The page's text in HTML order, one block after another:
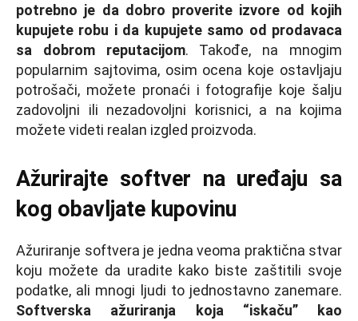
potrebno je da dobro proverite izvore od kojih
kupujete robu i da kupujete samo od prodavaca
sa dobrom reputacijom. Takođe, na mnogim
popularnim sajtovima, osim ocena koje ostavljaju
potrošači, možete pronaći i fotografije koje šalju
zadovoljni ili nezadovoljni korisnici, a na kojima
možete videti realan izgled proizvoda.
Ažurirajte softver na uređaju sa
kog obavljate kupovinu
Ažuriranje softvera je jedna veoma praktična stvar
koju možete da uradite kako biste zaštitili svoje
podatke, ali mnogi ljudi to jednostavno zanemare.
Softverska ažuriranja koja “iskaču” kao